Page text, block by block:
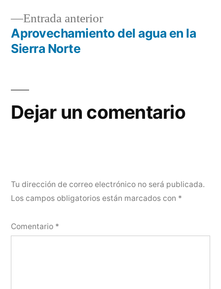
entradas
Entrada anteriorEntrada
anterior:
Aprovechamiento del agua en la
Sierra Norte
Dejar un comentario
Tu dirección de correo electrónico no será publicada.
Los campos obligatorios están marcados con *
Comentario *